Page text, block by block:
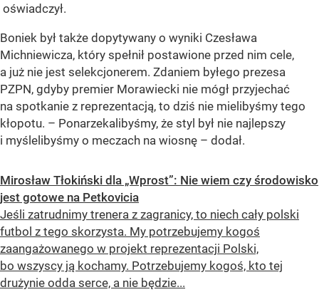
oświadczył.
Boniek był także dopytywany o wyniki Czesława
Michniewicza, który spełnił postawione przed nim cele,
a już nie jest selekcjonerem. Zdaniem byłego prezesa
PZPN, gdyby premier Morawiecki nie mógł przyjechać
na spotkanie z reprezentacją, to dziś nie mielibyśmy tego
kłopotu. – Ponarzekalibyśmy, że styl był nie najlepszy
i myślelibyśmy o meczach na wiosnę – dodał.
Mirosław Tłokiński dla „Wprost”: Nie wiem czy środowisko
jest gotowe na Petkovicia
Jeśli zatrudnimy trenera z zagranicy, to niech cały polski
futbol z tego skorzysta. My potrzebujemy kogoś
zaangażowanego w projekt reprezentacji Polski,
bo wszyscy ją kochamy. Potrzebujemy kogoś, kto tej
drużynie odda serce, a nie będzie...